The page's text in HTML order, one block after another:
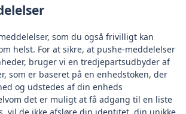
som du også frivilligt kan
helst. For at sikre, at pushe-meddelelser
bruger vi en tredjepartsudbyder af
som er baseret på en enhedstoken, der
og udstedes af din enheds
det er muligt at få adgang til en liste